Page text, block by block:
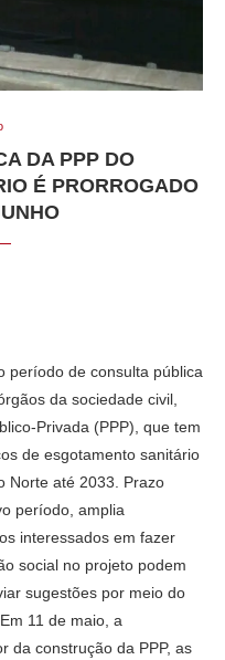
DA PPP DO
É PRORROGADO
período de consulta pública
da sociedade civil,
Privada (PPP), que tem
de esgotamento sanitário
Norte até 2033. Prazo
período, amplia
interessados em fazer
social no projeto podem
sugestões por meio do
11 de maio, a
da construção da PPP, as